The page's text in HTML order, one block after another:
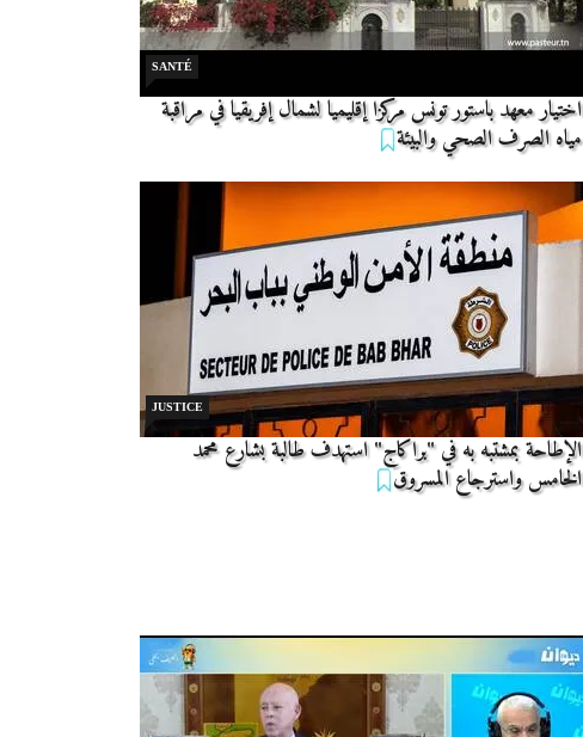
SANTÉ
اختيار معهد باستور تونس مركزا إقليميا لشمال إفريقيا في مراقبة
مياه الصرف الصحي والبيئة
JUSTICE
الإطاحة بمشتبه به في "براكاج" استهدف طالبة بشارع محمد
الخامس واسترجاع المسروق